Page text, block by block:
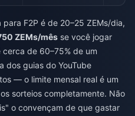
F2P é de 20–25 ZEMs/dia,
ZEMs/mês se você jogar
de 60–75% de um
dos guias do YouTube
— o limite mensal real é um
sorteios completamente. Não
o convençam de que gastar